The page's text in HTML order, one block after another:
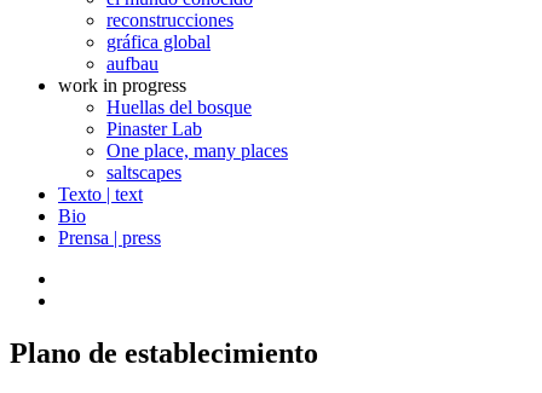
reconstrucciones
gráfica global
aufbau
work in progress
Huellas del bosque
Pinaster Lab
One place, many places
saltscapes
Texto | text
Bio
Prensa | press
Plano de establecimiento